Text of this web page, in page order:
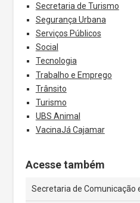
Secretaria de Turismo
Segurança Urbana
Serviços Públicos
Social
Tecnologia
Trabalho e Emprego
Trânsito
Turismo
UBS Animal
VacinaJá Cajamar
Acesse também
Secretaria de Comunicação